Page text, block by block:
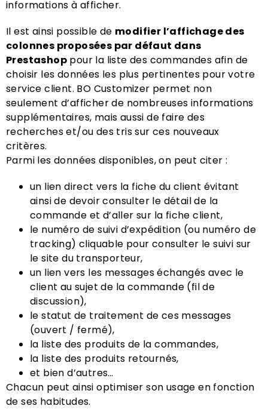
informations à afficher.
Il est ainsi possible de modifier l’affichage des
colonnes proposées par défaut dans
Prestashop pour la liste des commandes afin de
choisir les données les plus pertinentes pour votre
service client. BO Customizer permet non
seulement d’afficher de nombreuses informations
supplémentaires, mais aussi de faire des
recherches et/ou des tris sur ces nouveaux
critères.
Parmi les données disponibles, on peut citer :
un lien direct vers la fiche du client évitant
ainsi de devoir consulter le détail de la
commande et d’aller sur la fiche client,
le numéro de suivi d’expédition (ou numéro de
tracking) cliquable pour consulter le suivi sur
le site du transporteur,
un lien vers les messages échangés avec le
client au sujet de la commande (fil de
discussion),
le statut de traitement de ces messages
(ouvert / fermé),
la liste des produits de la commandes,
la liste des produits retournés,
et bien d’autres…
Chacun peut ainsi optimiser son usage en fonction
de ses habitudes.